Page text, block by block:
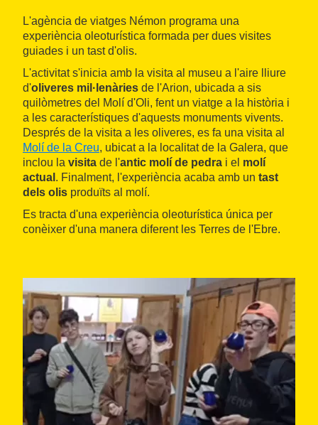
L'agència de viatges Némon programa una
experiència oleoturística formada per dues visites
guiades i un tast d'olis.
L'activitat s'inicia amb la visita al museu a l'aire lliure
d'oliveres mil·lenàries de l'Arion, ubicada a sis
quilòmetres del Molí d'Oli, fent un viatge a la història i
a les característiques d'aquests monuments vivents.
Després de la visita a les oliveres, es fa una visita al
Molí de la Creu, ubicat a la localitat de la Galera, que
inclou la visita de l'antic molí de pedra i el molí
actual . Finalment, l'experiència acaba amb un tast
dels olis produïts al molí.
Es tracta d'una experiència oleoturística única per
conèixer d'una manera diferent les Terres de l'Ebre.